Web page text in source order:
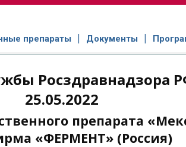
препараты Документы
Росздравнадзора
25.05.2022
препарата
«ФЕРМЕНТ» (Россия)